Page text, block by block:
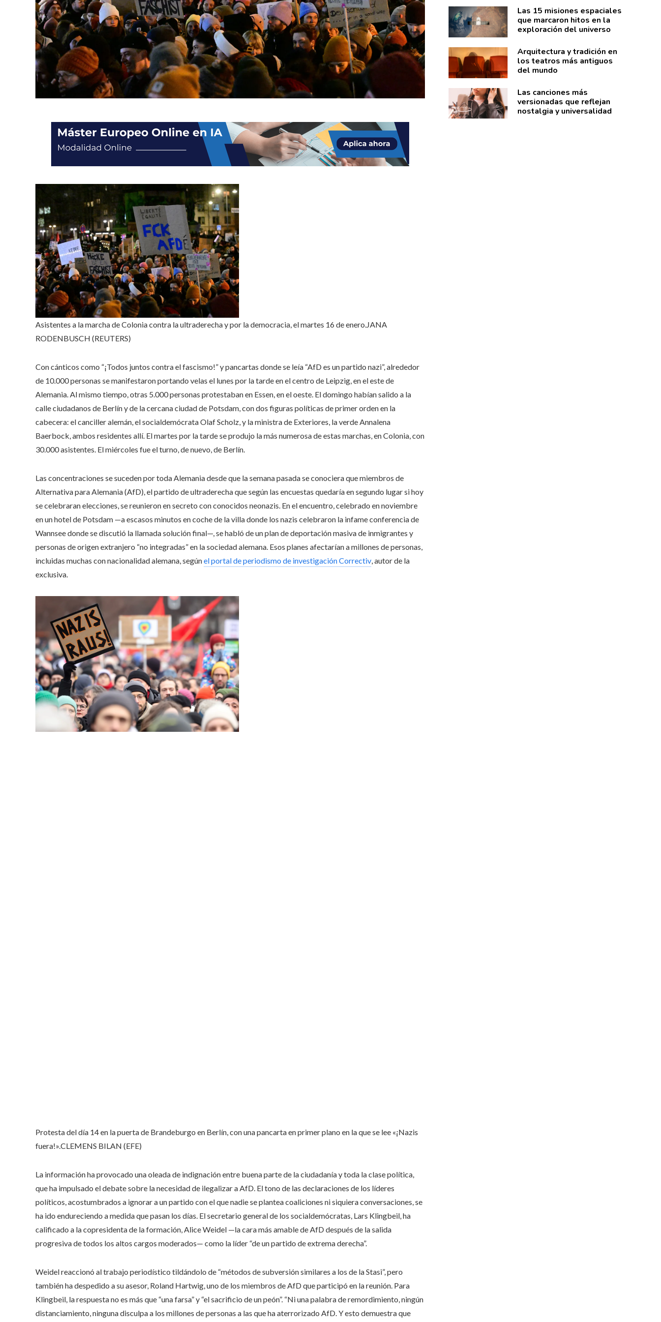
Asistentes a la marcha de Colonia contra la ultraderecha y por la democracia, el martes 16 de enero. JANA
RODENBUSCH (REUTERS)
Con cánticos como “¡Todos juntos contra el fascismo!” y pancartas donde se leía “AfD es un partido nazi”, alrededor
de 10.000 personas se manifestaron portando velas el lunes por la tarde en el centro de Leipzig, en el este de
Alemania. Al mismo tiempo, otras 5.000 personas protestaban en Essen, en el oeste. El domingo habían salido a la
calle ciudadanos de Berlín y de la cercana ciudad de Potsdam, con dos figuras políticas de primer orden en la
cabecera: el canciller alemán, el socialdemócrata Olaf Scholz, y la ministra de Exteriores, la verde Annalena
Baerbock, ambos residentes allí. El martes por la tarde se produjo la más numerosa de estas marchas, en Colonia, con
30.000 asistentes. El miércoles fue el turno, de nuevo, de Berlín.
Las concentraciones se suceden por toda Alemania desde que la semana pasada se conociera que miembros de
Alternativa para Alemania (AfD), el partido de ultraderecha que según las encuestas quedaría en segundo lugar si hoy
se celebraran elecciones, se reunieron en secreto con conocidos neonazis. En el encuentro, celebrado en noviembre
en un hotel de Potsdam —a escasos minutos en coche de la villa donde los nazis celebraron la infame conferencia de
Wannsee donde se discutió la llamada solución final—, se habló de un plan de deportación masiva de inmigrantes y
personas de origen extranjero “no integradas” en la sociedad alemana. Esos planes afectarían a millones de personas,
incluidas muchas con nacionalidad alemana, segúnel portal de periodismo de investigación Correctiv , autor de la
exclusiva.
Protesta del día 14 en la puerta de Brandeburgo en Berlín, con una pancarta en primer plano en la que se lee «¡Nazis
fuera!».CLEMENS BILAN (EFE)
La información ha provocado una oleada de indignación entre buena parte de la ciudadanía y toda la clase política,
que ha impulsado el debate sobre la necesidad de ilegalizar a AfD. El tono de las declaraciones de los líderes
políticos, acostumbrados a ignorar a un partido con el que nadie se plantea coaliciones ni siquiera conversaciones, se
ha ido endureciendo a medida que pasan los días. El secretario general de los socialdemócratas, Lars Klingbeil, ha
calificado a la copresidenta de la formación, Alice Weidel —la cara más amable de AfD después de la salida
progresiva de todos los altos cargos moderados— como la líder “de un partido de extrema derecha”.
Weidel reaccionó al trabajo periodístico tildándolo de “métodos de subversión similares a los de la Stasi”, pero
también ha despedido a su asesor, Roland Hartwig, uno de los miembros de AfD que participó en la reunión. Para
Klingbeil, la respuesta no es más que “una farsa” y “el sacrificio de un peón”. “Ni una palabra de remordimiento, ningún
distanciamiento, ninguna disculpa a los millones de personas a las que ha aterrorizado AfD. Y esto demuestra que
Las 15 misiones espaciales
que marcaron hitos en la
exploración del universo
Arquitectura y tradición en
los teatros más antiguos
del mundo
Las canciones más
versionadas que reflejan
nostalgia y universalidad